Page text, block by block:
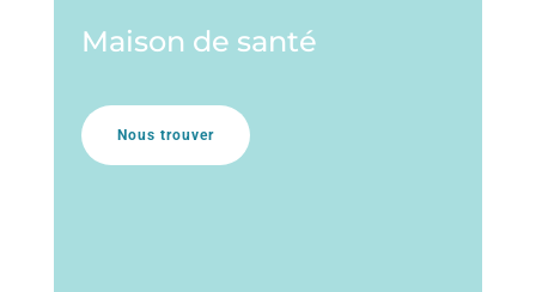
Maison de santé
Nous trouver